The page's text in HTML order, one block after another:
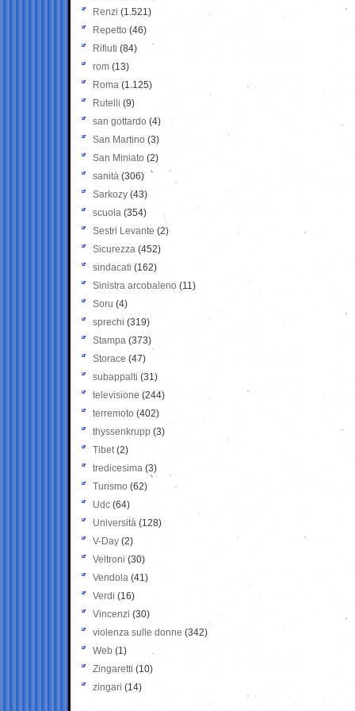
Renzi (1.521)
Repetto (46)
Rifiuti (84)
rom (13)
Roma (1.125)
Rutelli (9)
san gottardo (4)
San Martino (3)
San Miniato (2)
sanità (306)
Sarkozy (43)
scuola (354)
Sestri Levante (2)
Sicurezza (452)
sindacati (162)
Sinistra arcobaleno (11)
Soru (4)
sprechi (319)
Stampa (373)
Storace (47)
subappalti (31)
televisione(244)
terremoto (402)
thyssenkrupp (3)
Tibet(2)
tredicesima (3)
Turismo (62)
Udc (64)
Università (128)
V-Day (2)
Veltroni (30)
Vendola (41)
Verdi (16)
Vincenzi (30)
violenza sulle donne (342)
Web (1)
Zingaretti (10)
zingari (14)